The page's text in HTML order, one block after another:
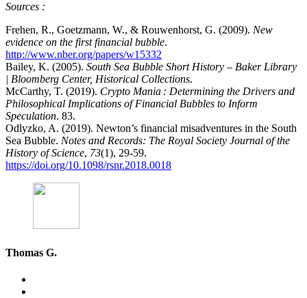
Sources :
Frehen, R., Goetzmann, W., & Rouwenhorst, G. (2009). New
evidence on the first financial bubble.
http://www.nber.org/papers/w15332
Bailey, K. (2005). South Sea Bubble Short History – Baker Library
| Bloomberg Center, Historical Collections.
McCarthy, T. (2019). Crypto Mania : Determining the Drivers and
Philosophical Implications of Financial Bubbles to Inform
Speculation. 83.
Odlyzko, A. (2019). Newton’s financial misadventures in the South
Sea Bubble. Notes and Records: The Royal Society Journal of the
History of Science, 73(1), 29‑59.
https://doi.org/10.1098/rsnr.2018.0018
Thomas G.